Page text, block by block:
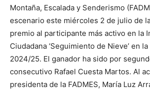
Montaña, Escalada y Senderismo
escenario este miércoles 2 de julio de
premio al participante más activo en la
Ciudadana ‘Seguimiento de Nieve’ en
2024/25. El ganador ha sido por
consecutivo Rafael Cuesta Martos. Al
presidenta de la FADMES, María Luz